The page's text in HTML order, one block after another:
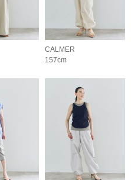
CALMER
157cm